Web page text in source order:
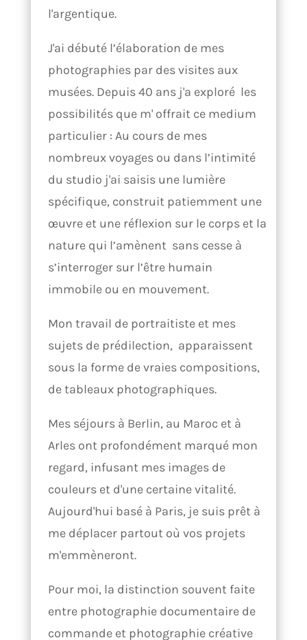
l'argentique.
J'ai débuté l’élaboration de mes
photographies par des visites aux
musées. Depuis 40 ans j'a exploré les
possibilités que m' offrait ce medium
particulier : Au cours de mes
nombreux voyages ou dans l’intimité
du studio j'ai saisis une lumière
spécifique, construit patiemment une
œuvre et une réflexion sur le corps et la
nature qui l’amènent sans cesse à
s’interroger sur l’être humain
immobile ou en mouvement.
Mon travail de portraitiste et mes
sujets de prédilection, apparaissent
sous la forme de vraies compositions,
de tableaux photographiques.
Mes séjours à Berlin, au Maroc et à
Arles ont profondément marqué mon
regard, infusant mes images de
couleurs et d'une certaine vitalité.
Aujourd'hui basé à Paris, je suis prêt à
me déplacer partout où vos projets
m'emmèneront.
Pour moi, la distinction souvent faite
entre photographie documentaire de
commande et photographie créative